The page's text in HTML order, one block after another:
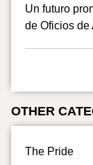
Un futuro
de Oficios de
OTHER
The Pride